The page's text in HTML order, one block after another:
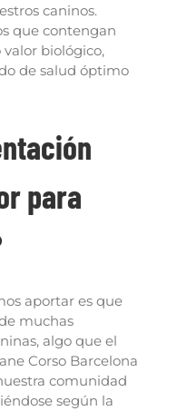
caninos.
que contengan
biológico,
de salud óptimo
para
aportar es que
muchas
algo que el
Corso Barcelona
comunidad
según la